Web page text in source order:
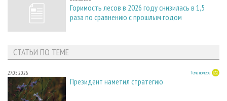
Горимость лесов в 2026 году снизилась в 1,5
раза по сравнению с прошлым годом
СТАТЬИ ПО ТЕМЕ
27.05.2026 Тема номера
Президент наметил стратегию